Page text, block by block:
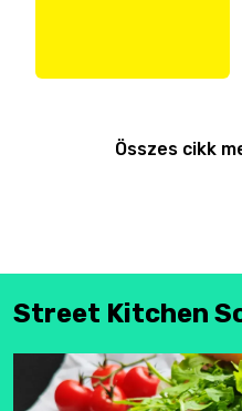
Összes cikk
Street Kitchen